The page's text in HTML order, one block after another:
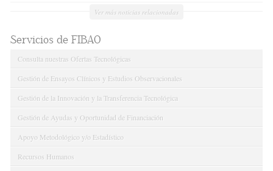
Ver más noticias relacionadas
Servicios de FIBAO
Consulta nuestras Ofertas Tecnológicas
Gestión de Ensayos Clínicos y Estudios Observacionales
Gestión de la Innovación y la Transferencia Tecnológica
Gestión de Ayudas y Oportunidad de Financiación
Apoyo Metodológico y/o Estadístico
Recursos Humanos